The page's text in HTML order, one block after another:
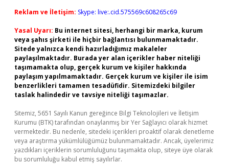
Reklam ve İletişim: Skype: live:.cid.575569c608265c69
Yasal Uyarı: Bu internet sitesi, herhangi bir marka, kurum
veya şahıs şirketi ile hiçbir bağlantısı bulunmamaktadır.
Sitede yalnızca kendi hazırladığımız makaleler
paylaşılmaktadır. Burada yer alan içerikler haber niteliği
taşımamakta olup, gerçek kurum ve kişiler hakkında
paylaşım yapılmamaktadır. Gerçek kurum ve kişiler ile isim
benzerlikleri tamamen tesadüfidir. Sitemizdeki bilgiler
taslak halindedir ve tavsiye niteliği taşımazlar.
Sitemiz, 5651 Sayılı Kanun gereğince Bilgi Teknolojileri ve İletişim
Kurumu (BTK) tarafından onaylanmış bir Yer Sağlayıcı olarak hizmet
vermektedir. Bu nedenle, sitedeki içerikleri proaktif olarak denetleme
veya araştırma yükümlülüğümüz bulunmamaktadır. Ancak, üyelerimiz
yazdıkları içeriklerin sorumluluğunu taşımakta olup, siteye üye olarak
bu sorumluluğu kabul etmiş sayılırlar.